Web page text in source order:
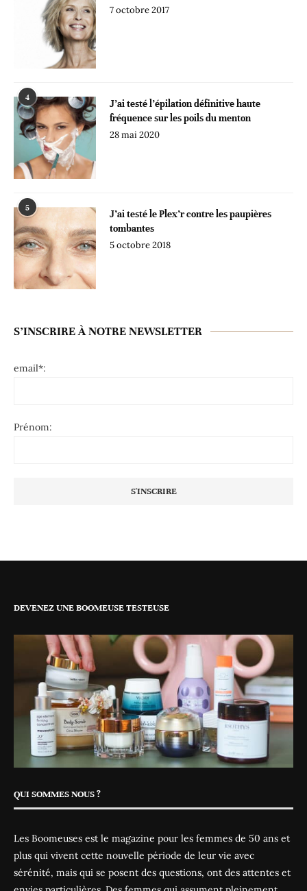
7 octobre 2017
4
J’ai testé l’épilation définitive haute
fréquence sur les poils du menton
28 mai 2020
5
J’ai testé le Plex’r contre les paupières
tombantes
5 octobre 2018
S’INSCRIRE À NOTRE NEWSLETTER
email*:
Prénom:
DEVENEZ UNE BOOMEUSE TESTEUSE
QUI SOMMES NOUS ?
Les Boomeuses est le magazine pour les femmes de 50 ans et
plus qui vivent cette nouvelle période de leur vie avec
sérénité, mais qui se posent des questions, ont des attentes et